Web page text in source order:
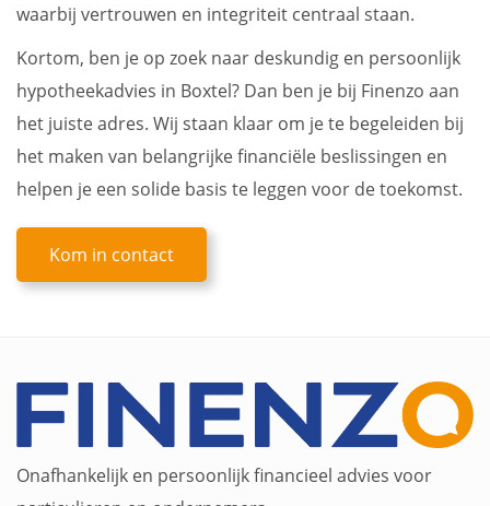
waarbij vertrouwen en integriteit centraal staan.
Kortom, ben je op zoek naar deskundig en persoonlijk
hypotheekadvies in Boxtel? Dan ben je bij Finenzo aan
het juiste adres. Wij staan klaar om je te begeleiden bij
het maken van belangrijke financiële beslissingen en
helpen je een solide basis te leggen voor de toekomst.
Kom in contact
Onafhankelijk en persoonlijk financieel advies voor